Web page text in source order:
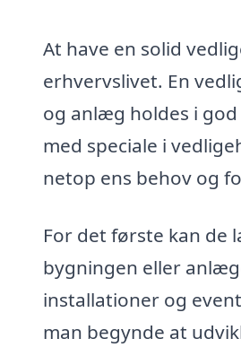
At have en solid
erhvervslivet. En
og anlæg holdes i
med speciale i
netop ens behov og
For det første kan de
bygningen eller
installationer og
man begynde at